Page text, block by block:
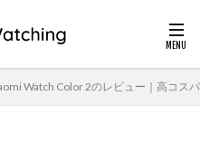
Watch Color 2のレビュー｜高コス